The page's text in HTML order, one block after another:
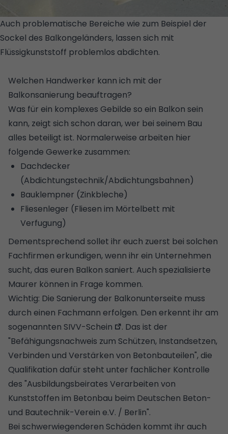
Auch problematische Bereiche wie zum Beispiel der
Sockel des Balkongeländers, lassen sich mit
Flüssigkunststoff problemlos abdichten.
Welchen Handwerker kann ich mit der
Balkonsanierung beauftragen?
Was für ein komplexes Gebilde so ein Balkon sein
kann, zeigt sich schon daran, wer bei seinem Bau
alles beteiligt ist. Normalerweise arbeiten hier
folgende Gewerke zusammen:
Dachdecker
(Abdichtungstechnik/Abdichtungsbahnen)
Bauklempner (Zinkbleche)
Fliesenleger (Fliesen im Mörtelbett mit
Verfugung)
Dementsprechend sollet ihr euch zuerst bei solchen
Fachfirmen erkundigen, wenn ihr ein Unternehmen
sucht, das euren Balkon saniert. Auch spezialisierte
Maurer können in Frage kommen.
Wichtig: Die Sanierung der Balkonunterseite muss
durch einen Fachmann erfolgen. Den erkennt ihr am
sogenannten SIVV-Schein
. Das ist der
"Befähigungsnachweis zum Schützen, Instandsetzen,
Verbinden und Verstärken von Betonbauteilen", die
Qualifikation dafür steht unter fachlicher Kontrolle
des "Ausbildungsbeirates Verarbeiten von
Kunststoffen im Betonbau beim Deutschen Beton-
und Bautechnik-Verein e.V. / Berlin".
Bei schwerwiegenderen Schäden kommt ihr auch